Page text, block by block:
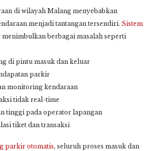
di wilayah Malang menyebabkan
menjadi tantangan tersendiri. Sistem
menimbulkan berbagai masalah seperti
di pintu masuk dan keluar
parkir
monitoring kendaraan
tidak real-time
tinggi pada operator lapangan
tiket dan transaksi
parkir otomatis, seluruh proses masuk dan